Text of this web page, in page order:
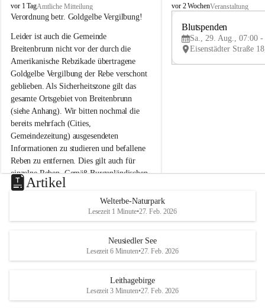
B
r
i
t
e
n
b
r
u
n
n
a
m
N
e
u
s
d
S
vor 1 TagAmtliche Mitteilung
Verordnung betr. Goldgelbe Vergilbung!
Leider ist auch die Gemeinde
Breitenbrunn nicht vor der durch die
Amerikanische Rebzikade übertragene
Goldgelbe Vergilbung der Rebe verschont
geblieben. Als Sicherheitszone gilt das
gesamte Ortsgebiet von Breitenbrunn
(siehe Anhang). Wir bitten nochmal die
bereits mehrfach (Cities,
Gemeindezeitung) ausgesendeten
Informationen zu studieren und befallene
Reben zu entfernen. Dies gilt auch für
einzelne Reben. Gemäß Burgenländischen
Weinbaugesetz sind nicht gepflegte oder
unzulässige Weingärten zu roden! Bitte
helfen wir zusammen um unsere Winzer
vor den prognostizierten Ernteausfällen
und den daraus folgenden wirtschaftlichen
Maßnahmen zur Bekämpfung
B
e
u
e
d
r
S
vor 2 WochenVeranstaltung
Blutspenden
Sa., 29. Aug., 07:00 -
Artikel
Welterbe-Naturpark
Lesezeit 1 Minute•27. Feb. 2026
Neusiedler See
Lesezeit 6 Minuten•27. Feb. 2026
Leithagebirge
Lesezeit 3 Minuten•27. Feb. 2026